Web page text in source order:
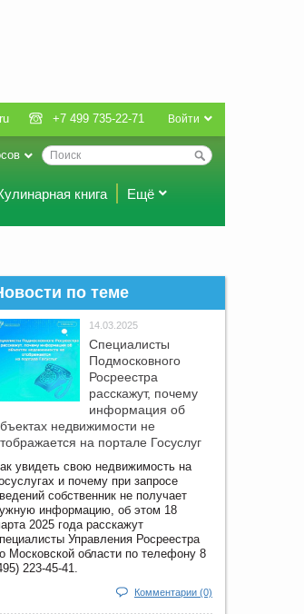
Войти
+7 499 735-22-71
книга Ещё
по теме
14.03.2025
Специалисты
Подмосковного
Росреестра
расскажут, почему
информация об
недвижимости не
на портале Госуслуг
увидеть свою недвижимость на
и почему при запросе
собственник не получает
информацию, об этом 18
2025 года расскажут
Управления Росреестра
Московской области по телефону 8
223-45-41.
Комментарии (0)